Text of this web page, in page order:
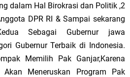
dalam Hal Birokrasi dan Politik ,2
DPR RI & Sampai sekarang
Sebagai Gubernur jawa
Gubernur Terbaik di Indonesia.
Memilih Pak Ganjar,Karena
Meneruskan Program Pak